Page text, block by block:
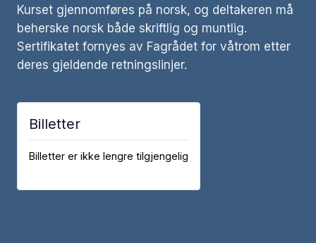
Kurset gjennomføres på norsk, og deltakeren må
beherske norsk både skriftlig og muntlig.
Sertifikatet fornyes av Fagrådet for våtrom etter
deres gjeldende retningslinjer.
Billetter
Billetter er ikke lengre tilgjengelig